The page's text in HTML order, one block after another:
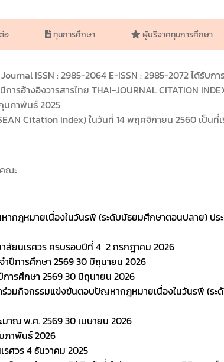
นโยบายสาธารณะที่ตอบสนองต่อ
อย่างยั่งยืน
คณะนิติศาสตร์ มหาวิทยาลัยนเรศว
ดังกล่าว โดยมุ่งพัฒนาระบบความร่
วิชาการ หน่วยงานภาครัฐ องค์กร
และภาคประชาชน เพื่อให้ "กฎหมา
ประชาชน และนำไปสู่การพัฒนาชุมช
สนับสนุนการจัดทำข้อเสนอเชิงนโ
กฎหมายและนโยบายสุขภาวะเกิดผ
พื้นที่
กฎหมายเพียงอย่างเดียว แต่เกิดจ
เข้าใจปัญหาของพื้นที่ และร่วมกันอ
ชุมชน"
โครงการนี้จึงเป็นอีกหนึ่งก้าวสำ
ประชาชนมีคุณภาพชีวิตที่ดี ชุมชนมีค
อ ทุนการศึกษา ผู้บริจาคทุนการศึกษา
ISSN : 2985-2064 E-ISSN : 2985-2072 ได้รับ
อ้างอิงวารสารไทย THAI-JOURNAL CITATION
มภาพันธ์ 2025
Citation Index) ในวันที่ 14 พฤศจิกายน 2560 เป็นที่
ณะ
กฎหมายเนื่องในวันรพี (ระดับมัธยมศึกษาตอนปลาย) ปร
ลัยนเรศวร ครบรอบปีที่ 4 2 กรกฎาคม 2026
ำปีการศึกษา 256930 มิถุนายน 2026
การศึกษา 256930 มิถุนายน 2026
ร่วมกิจกรรมแข่งขันตอบปัญหากฎหมายเนื่องในวันรพี (ร
มาณ พ.ศ. 256930 เมษายน 2026
ภาพันธ์ 2026
รศวร4 ธันวาคม 2025